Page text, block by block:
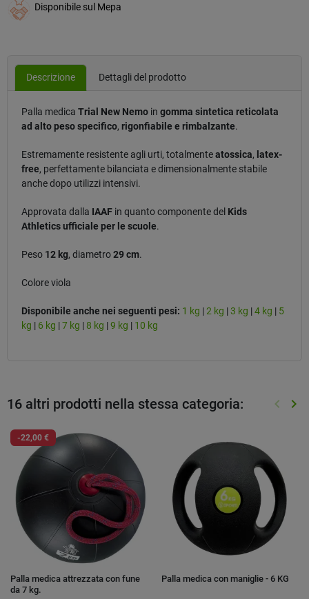
Disponibile sul Mepa
Descrizione Dettagli del prodotto
Palla medica Trial New Nemo in gomma sintetica reticolata
ad alto peso specifico, rigonfiabile e rimbalzante.
Estremamente resistente agli urti, totalmenteatossica, latex-
free, perfettamente bilanciata e dimensionalmente stabile
anche dopo utilizzi intensivi.
Approvata dalla IAAF in quanto componente del Kids
Athletics ufficiale per le scuole.
Peso 12 kg, diametro29 cm.
Colore viola
Disponibile anche nei seguenti pesi: 1 kg |2 kg |3 kg |4 kg | 5
kg | 6 kg |7 kg | 8 kg |9 kg | 10 kg
16 altri prodotti nella stessa categoria: keyboard_arrow_left keyboard_arrow_right
-22,00 €
Palla medica attrezzata con fune
da 7 kg.
Palla medica con maniglie - 6 KG